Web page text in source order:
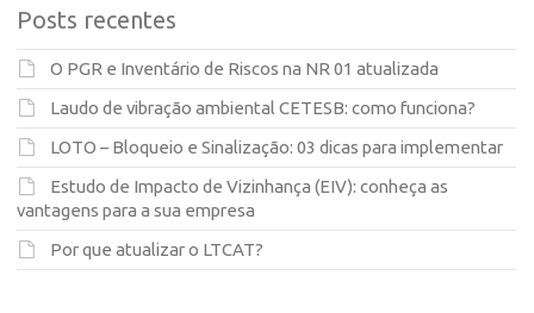
Posts recentes
O PGR e Inventário de Riscos na NR 01 atualizada
Laudo de vibração ambiental CETESB: como funciona?
LOTO – Bloqueio e Sinalização: 03 dicas para implementar
Estudo de Impacto de Vizinhança (EIV): conheça as
vantagens para a sua empresa
Por que atualizar o LTCAT?